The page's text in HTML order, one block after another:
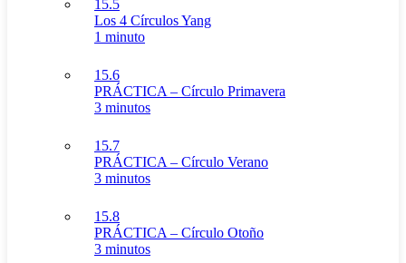
15.5
Los 4 Círculos Yang
1 minuto
15.6
PRÁCTICA – Círculo Primavera
3 minutos
15.7
PRÁCTICA – Círculo Verano
3 minutos
15.8
PRÁCTICA – Círculo Otoño
3 minutos